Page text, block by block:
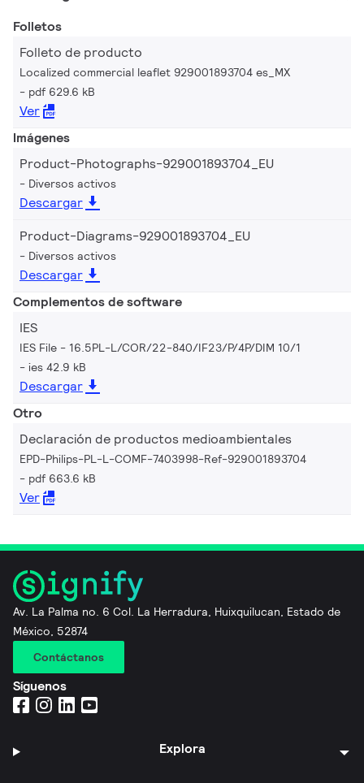
Folletos
Folleto de producto
Localized commercial leaflet 929001893704 es_MX
pdf 629.6 kB
Ver
Imágenes
Product-Photographs-929001893704_EU
Diversos activos
Descargar
Product-Diagrams-929001893704_EU
Diversos activos
Descargar
Complementos de software
IES
IES File - 16.5PL-L/COR/22-840/IF23/P/4P/DIM 10/1
ies 42.9 kB
Descargar
Otro
Declaración de productos medioambientales
EPD-Philips-PL-L-COMF-7403998-Ref-929001893704
pdf 663.6 kB
Ver
Av. La Palma no. 6 Col. La Herradura, Huixquilucan, Estado de
México, 52874
Contáctanos
Síguenos
Explora